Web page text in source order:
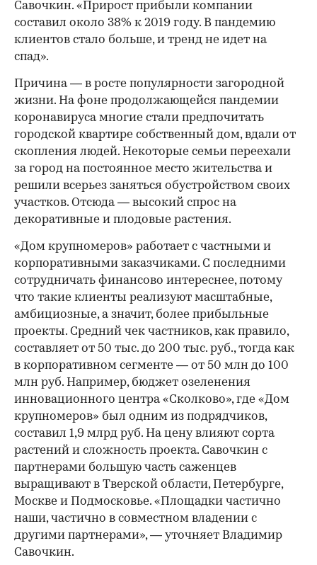
Савочкин. «Прирост прибыли компании
составил около 38% к 2019 году. В пандемию
клиентов стало больше, и тренд не идет на
спад».
Причина — в росте популярности загородной
жизни. На фоне продолжающейся пандемии
коронавируса многие стали предпочитать
городской квартире собственный дом, вдали от
скопления людей. Некоторые семьи переехали
за город на постоянное место жительства и
решили всерьез заняться обустройством своих
участков. Отсюда — высокий спрос на
декоративные и плодовые растения.
«Дом крупномеров» работает с частными и
корпоративными заказчиками. С последними
сотрудничать финансово интереснее, потому
что такие клиенты реализуют масштабные,
амбициозные, а значит, более прибыльные
проекты. Средний чек частников, как правило,
составляет от 50 тыс. до 200 тыс. руб., тогда как
в корпоративном сегменте — от 50 млн до 100
млн руб. Например, бюджет озеленения
инновационного центра «Сколково», где «Дом
крупномеров» был одним из подрядчиков,
составил 1,9 млрд руб. На цену влияют сорта
растений и сложность проекта. Савочкин с
партнерами большую часть саженцев
выращивают в Тверской области, Петербурге,
Москве и Подмосковье. «Площадки частично
наши, частично в совместном владении с
другими партнерами», — уточняет Владимир
Савочкин.